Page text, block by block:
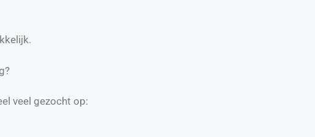
veel gezocht op: